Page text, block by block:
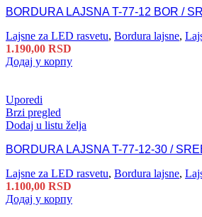
BORDURA LAJSNA T-77-12 BOR /
Lajsne za LED rasvetu, Bordura lajsne,
1.190,00 RSD
Додај у корпу
Uporedi
Brzi pregled
Dodaj u listu želja
BORDURA LAJSNA T-77-12-30 /
Lajsne za LED rasvetu, Bordura lajsne,
1.100,00 RSD
Додај у корпу